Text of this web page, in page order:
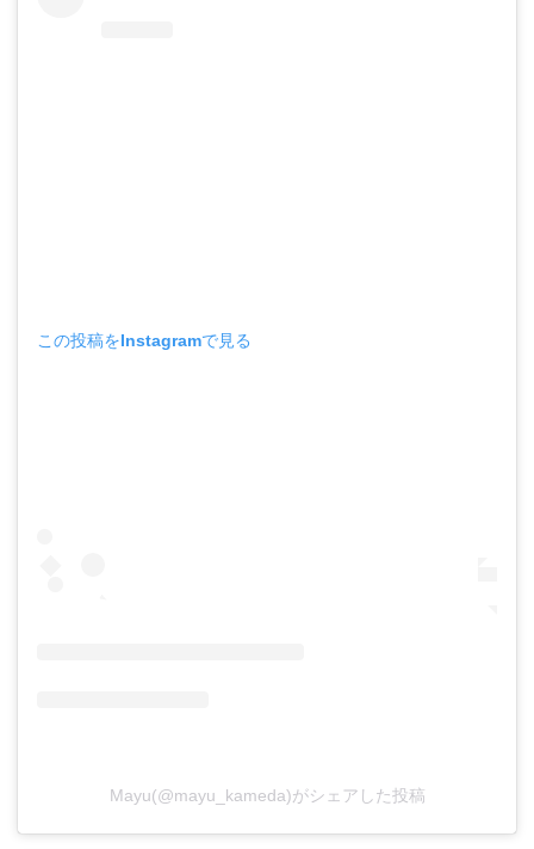
この投稿をInstagramで見る
Mayu(@mayu_kameda)がシェアした投稿